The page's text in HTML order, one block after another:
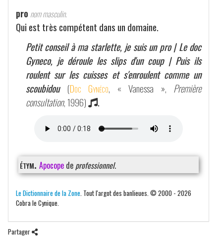
pro nom masculin.
Qui est très compétent dans un domaine.
Petit conseil à ma starlette, je suis un pro | Le doc
Gyneco, je déroule les slips d'un coup | Puis ils
roulent sur les cuisses et s'enroulent comme un
scoubidou (Doc Gynéco, « Vanessa », Première
consultation, 1996) .
étym. Apocope de professionnel.
Le Dictionnaire de la Zone . Tout l'argot des banlieues. © 2000 - 2026
Cobra le Cynique.
Partager